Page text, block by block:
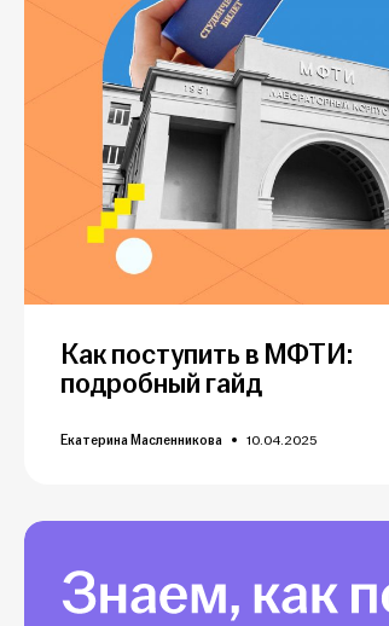
Как поступить в МФТИ:
подробный гайд
Екатерина Масленникова 10.04.2025